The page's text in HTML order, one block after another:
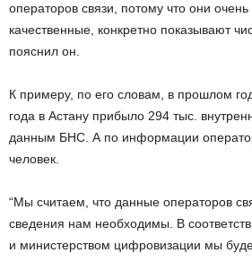
операторов связи, потому что они
качественные, конкретно показывают
пояснил он.
К примеру, по его словам, в прошлом
года в Астану прибыло 294 тыс.
данным БНС. А по информации
человек.
“Мы считаем, что данные операторов
сведения нам необходимы. В
и министерством цифровизации мы